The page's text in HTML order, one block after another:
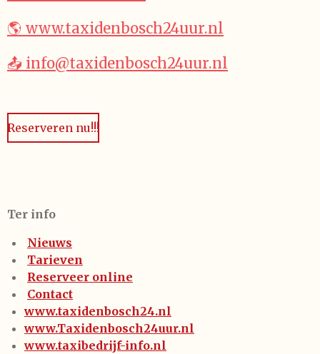
🌎 www.taxidenbosch24uur.nl
📤 info@taxidenbosch24uur.nl
Reserveren nu!!!
Ter info
Nieuws
Tarieven
Reserveer online
Contact
www.taxidenbosch24.nl
www.Taxidenbosch24uur.nl
www.taxibedrijf-info.nl